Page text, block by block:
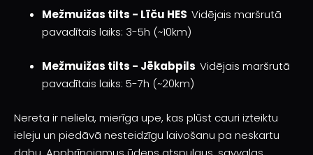
Mežmuižas tilts - Līču HES Vidējais maršrutā
pavadītais laiks: 3-5h (~10km)
Mežmuižas tilts - Jēkabpils Vidējais maršrutā
pavadītais laiks: 5-7h (~20km)
Nereta ir neliela, mierīga upe, kas plūst cauri izteiktu
ieleju un piedāvā nesteidzīgu laivošanu pa neskartu